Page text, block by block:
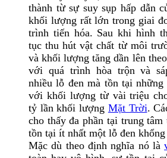
thành từ sự suy sụp hấp dẫn
khối lượng rất lớn trong giai
trình tiến hóa. Sau khi hình
tục thu hút vật chất từ môi
và khối lượng tăng dần lên
với quá trình hòa trộn và
nhiều lỗ đen mà tồn tại
với khối lượng từ vài triệu
tỷ lần khối lượng Mặt Trời.
cho thấy đa phần tại trung tâm
tồn tại ít nhất một lỗ đen
Mặc dù theo định nghĩa nó là